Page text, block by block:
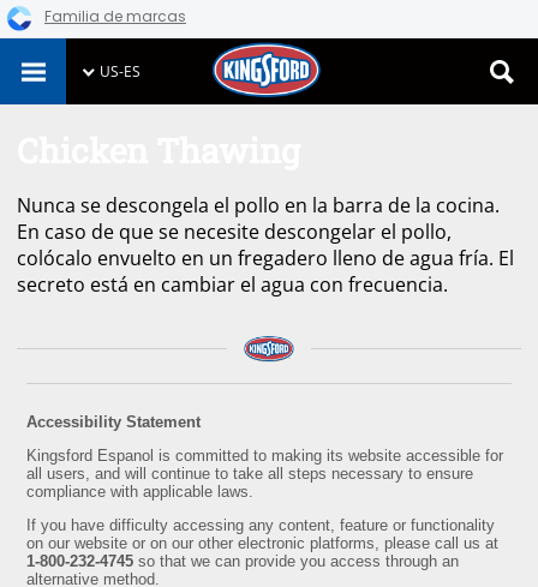
Familia de marcas
content
US-ES
Nunca se descongela el pollo en la barra de la cocina.
En caso de que se necesite descongelar el pollo,
colócalo envuelto en un fregadero lleno de agua fría. El
secreto está en cambiar el agua con frecuencia.
Accessibility Statement
Kingsford Espanol is committed to making its website accessible for
all users, and will continue to take all steps necessary to ensure
compliance with applicable laws.
If you have difficulty accessing any content, feature or functionality
on our website or on our other electronic platforms, please call us at
1-800-232-4745 so that we can provide you access through an
alternative method.